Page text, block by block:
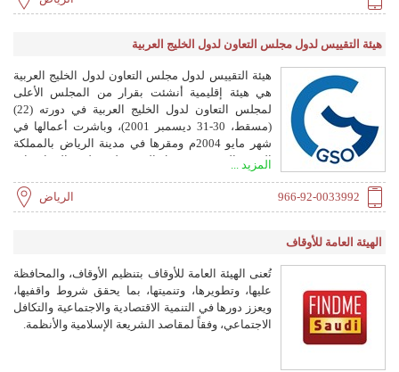
هيئة التقييس لدول مجلس التعاون لدول الخليج العربية
هيئة التقييس لدول مجلس التعاون لدول الخليج العربية
هي هيئة إقليمية أنشئت بقرار من المجلس الأعلى
لمجلس التعاون لدول الخليج العربية في دورته (22)
(مسقط، 30-31 ديسمبر 2001)، وباشرت أعمالها في
شهر مايو 2004م ومقرها في مدينة الرياض بالمملكة
العربية السعودية. تعمل الهيئة على تطوير المواصفات
المزيد ...
966-92-0033992 الرياض
الهيئة العامة للأوقاف
تُعنى الهيئة العامة للأوقاف بتنظيم الأوقاف، والمحافظة
عليها، وتطويرها، وتنميتها، بما يحقق شروط واقفيها،
ويعزز دورها في التنمية الاقتصادية والاجتماعية والتكافل
الاجتماعي، وفقاً لمقاصد الشريعة الإسلامية والأنظمة.